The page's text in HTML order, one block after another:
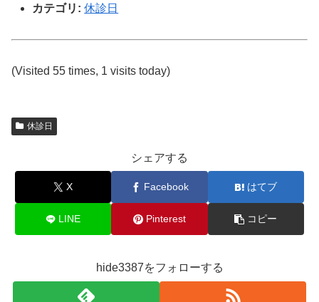
カテゴリ: 休診日
(Visited 55 times, 1 visits today)
休診日
シェアする
X Facebook はてブ
LINE Pinterest コピー
hide3387をフォローする